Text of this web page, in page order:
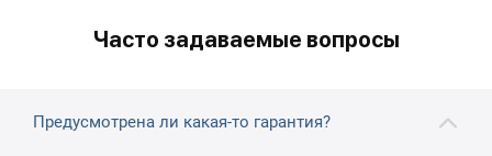
Часто задаваемые вопросы
Предусмотрена ли какая-то гарантия?